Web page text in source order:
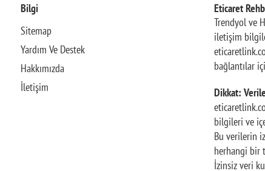
Bilgi
Sitemap
Yardım Ve Destek
Hakkımızda
İletişim
Eticaret
Trendyol ve
iletişim
bağlantılar
Dikkat:
bilgileri ve
Bu verilerin
herhangi bir
İzinsiz veri